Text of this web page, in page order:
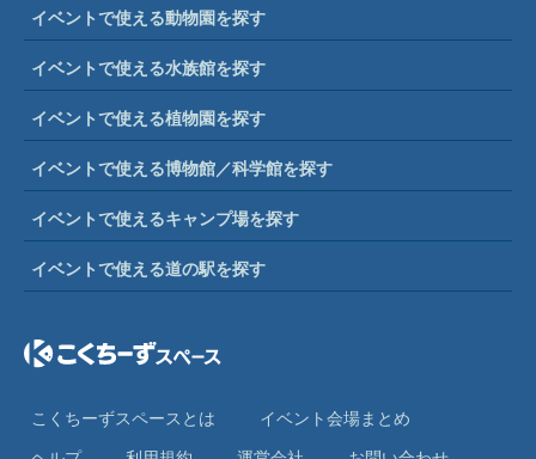
イベントで使える動物園を探す
イベントで使える水族館を探す
イベントで使える植物園を探す
イベントで使える博物館／科学館を探す
イベントで使えるキャンプ場を探す
イベントで使える道の駅を探す
こくちーずスペースとは
イベント会場まとめ